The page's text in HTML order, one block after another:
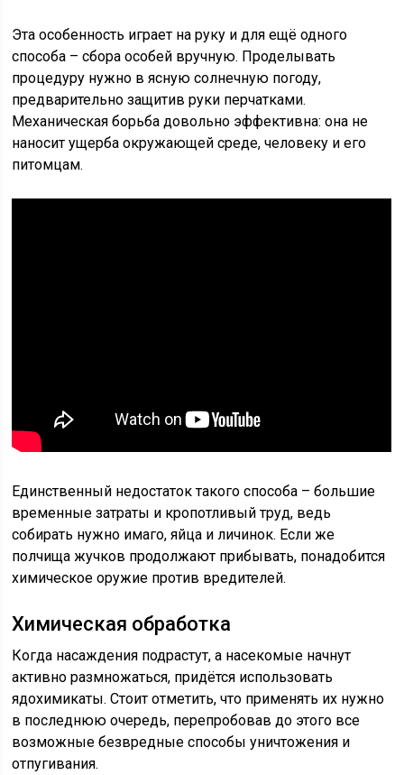
Эта особенность играет на руку и для ещё одного
способа – сбора особей вручную. Проделывать
процедуру нужно в ясную солнечную погоду,
предварительно защитив руки перчатками.
Механическая борьба довольно эффективна: она не
наносит ущерба окружающей среде, человеку и его
питомцам.
Единственный недостаток такого способа – большие
временные затраты и кропотливый труд, ведь
собирать нужно имаго, яйца и личинок. Если же
полчища жучков продолжают прибывать, понадобится
химическое оружие против вредителей.
Химическая обработка
Когда насаждения подрастут, а насекомые начнут
активно размножаться, придётся использовать
ядохимикаты. Стоит отметить, что применять их нужно
в последнюю очередь, перепробовав до этого все
возможные безвредные способы уничтожения и
отпугивания.